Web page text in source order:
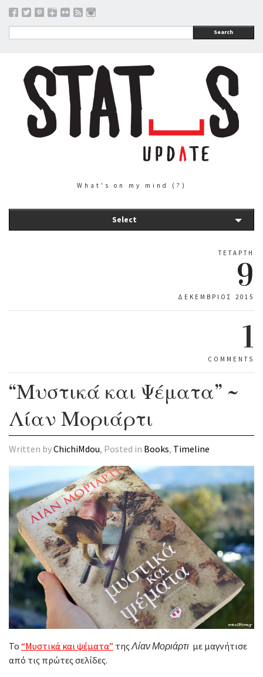
Search
What's on my mind (?)
Select
ΤΕΤΆΡΤΗ
9
ΔΕΚΈΜΒΡΙΟΣ 2015
1
COMMENTS
“Μυστικά και Ψέματα” ~
Λίαν Μοριάρτι
Written byChichiMdou, Posted in Books, Timeline
Το “Μυστικά και ψέματα” τηςΛίαν Μοριάρτι με μαγνήτισε
από τις πρώτες σελίδες.